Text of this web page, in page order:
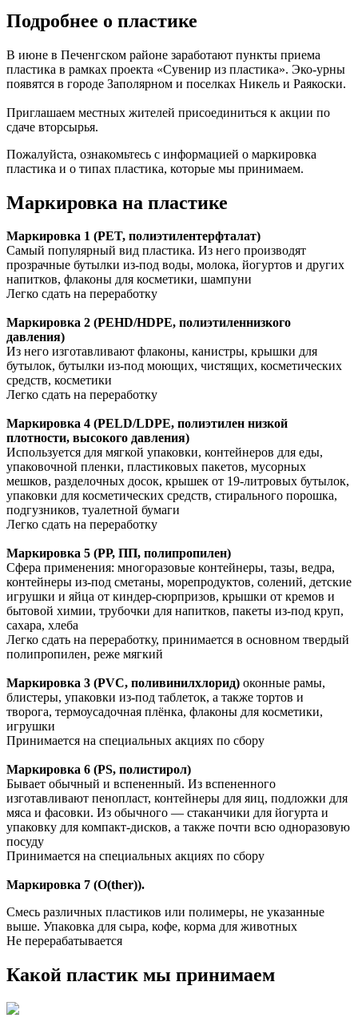
Подробнее о пластике
В июне в Печенгском районе заработают пункты приема
пластика в рамках проекта «Сувенир из пластика». Эко-урны
появятся в городе Заполярном и поселках Никель и Раякоски.
Приглашаем местных жителей присоединиться к акции по
сдаче вторсырья.
Пожалуйста, ознакомьтесь с информацией о маркировка
пластика и о типах пластика, которые мы принимаем.
Маркировка на пластике
Маркировка 1 (PET, полиэтилентерфталат)
Самый популярный вид пластика. Из него производят
прозрачные бутылки из-под воды, молока, йогуртов и других
напитков, флаконы для косметики, шампуни
Легко сдать на переработку
Маркировка 2 (PEHD/HDPE, полиэтиленнизкого
давления)
Из него изготавливают флаконы, канистры, крышки для
бутылок, бутылки из-под моющих, чистящих, косметических
средств, косметики
Легко сдать на переработку
Маркировка 4 (PELD/LDPE, полиэтилен низкой
плотности, высокого давления)
Используется для мягкой упаковки, контейнеров для еды,
упаковочной пленки, пластиковых пакетов, мусорных
мешков, разделочных досок, крышек от 19-литровых бутылок,
упаковки для косметических средств, стирального порошка,
подгузников, туалетной бумаги
Легко сдать на переработку
Маркировка 5 (РР, ПП, полипропилен)
Сфера применения: многоразовые контейнеры, тазы, ведра,
контейнеры из-под сметаны, морепродуктов, солений, детские
игрушки и яйца от киндер-сюрпризов, крышки от кремов и
бытовой химии, трубочки для напитков, пакеты из-под круп,
сахара, хлеба
Легко сдать на переработку, принимается в основном твердый
полипропилен, реже мягкий
Маркировка 3 (PVC, поливинилхлорид) оконные рамы,
блистеры, упаковки из-под таблеток, а также тортов и
творога, термоусадочная плёнка, флаконы для косметики,
игрушки
Принимается на специальных акциях по сбору
Маркировка 6 (PS, полистирол)
Бывает обычный и вспененный. Из вспененного
изготавливают пенопласт, контейнеры для яиц, подложки для
мяса и фасовки. Из обычного — стаканчики для йогурта и
упаковку для компакт-дисков, а также почти всю одноразовую
посуду
Принимается на специальных акциях по сбору
Маркировка 7 (O(ther)).
Смесь различных пластиков или полимеры, не указанные
выше. Упаковка для сыра, кофе, корма для животных
Не перерабатывается
Какой пластик мы принимаем